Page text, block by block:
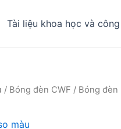
Tài liệu khoa học và
/ Bóng đèn CWF / Bóng đèn
màu